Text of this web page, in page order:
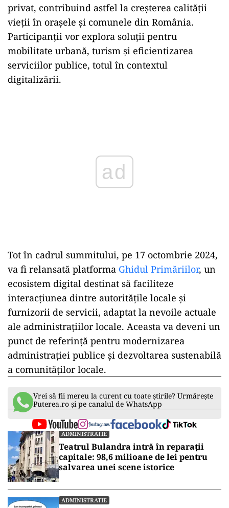
privat, contribuind astfel la creșterea calității
vieții în orașele și comunele din România.
Participanții vor explora soluții pentru
mobilitate urbană, turism și eficientizarea
serviciilor publice, totul în contextul
digitalizării.
Tot în cadrul summitului, pe 17 octombrie 2024,
va fi relansată platforma Ghidul Primăriilor, un
ecosistem digital destinat să faciliteze
interacțiunea dintre autoritățile locale și
furnizorii de servicii, adaptat la nevoile actuale
ale administrațiilor locale. Aceasta va deveni un
punct de referință pentru modernizarea
administrației publice și dezvoltarea sustenabilă
a comunităților locale.
Vrei să fii mereu la curent cu toate știrile? Urmărește
Puterea.ro și pe canalul de WhatsApp
ADMINISTRATIE
Teatrul Bulandra intră în reparații
capitale: 98,6 milioane de lei pentru
salvarea unei scene istorice
ADMINISTRATIE